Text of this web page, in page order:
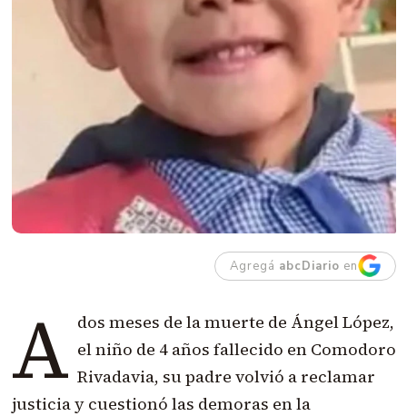
Agregá abcDiario en
A dos meses de la muerte de Ángel López,
el niño de 4 años fallecido en Comodoro
Rivadavia, su padre volvió a reclamar
justicia y cuestionó las demoras en la